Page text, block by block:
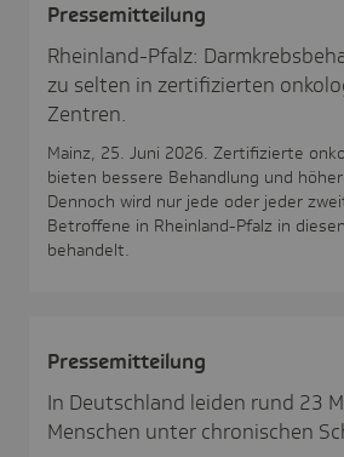
Pres­se­mit­tei­lung
Rheinland-Pfalz:
zu selten in zertifizierten
Zentren.
Mainz, 25. Juni 2026. Zertifizierte
bieten bessere Behandlung und
Dennoch wird nur jede oder jeder
Betroffene in Rheinland-Pfalz in
behandelt.
Pres­se­mit­tei­lung
In Deutschland leiden rund 23
Menschen unter chronischen